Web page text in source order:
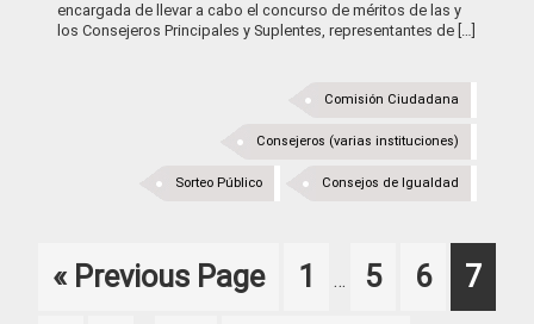
encargada de llevar a cabo el concurso de méritos de las y
los Consejeros Principales y Suplentes, representantes de […]
Comisión Ciudadana
Consejeros (varias instituciones)
Consejos de Igualdad
Sorteo Público
« Go
Previous Page Page
1
pages
… Page
5 Page
6 Page
7